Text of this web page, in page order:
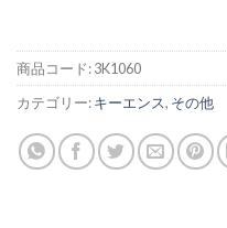
商品コード:3K1060
カテゴリー:キーエンス, その他